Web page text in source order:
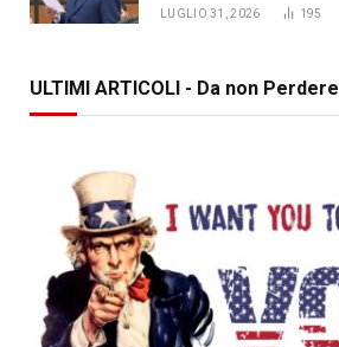
LUGLIO 31, 2026 195
ULTIMI ARTICOLI - Da non Perdere